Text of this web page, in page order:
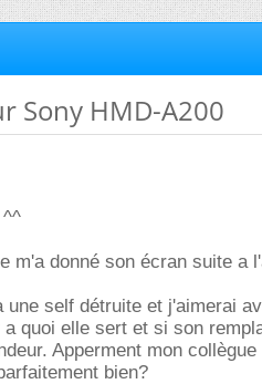
Sony HMD-A200
^^
m'a donné son écran suite a
une self détruite et j'aimerai
quoi elle sert et si son
Apperment mon
bien?